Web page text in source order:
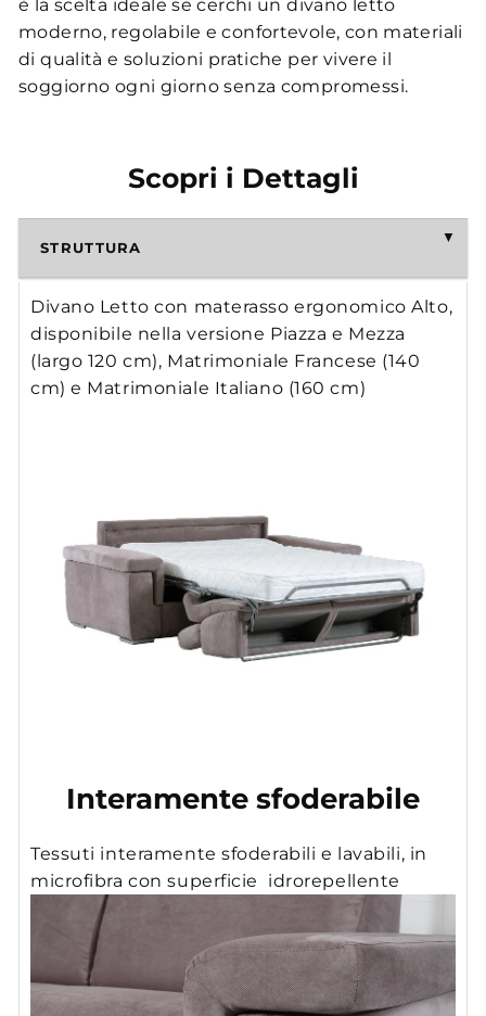
è la scelta ideale se cerchi un divano letto
moderno, regolabile e confortevole, con materiali
di qualità e soluzioni pratiche per vivere il
soggiorno ogni giorno senza compromessi.
Scopri i Dettagli
STRUTTURA
Divano Letto con materasso ergonomico Alto,
disponibile nella versione Piazza e Mezza
(largo 120 cm), Matrimoniale Francese (140
cm) e Matrimoniale Italiano (160 cm)
Interamente sfoderabile
Tessuti interamente sfoderabili e lavabili, in
microfibra con superficie idrorepellente